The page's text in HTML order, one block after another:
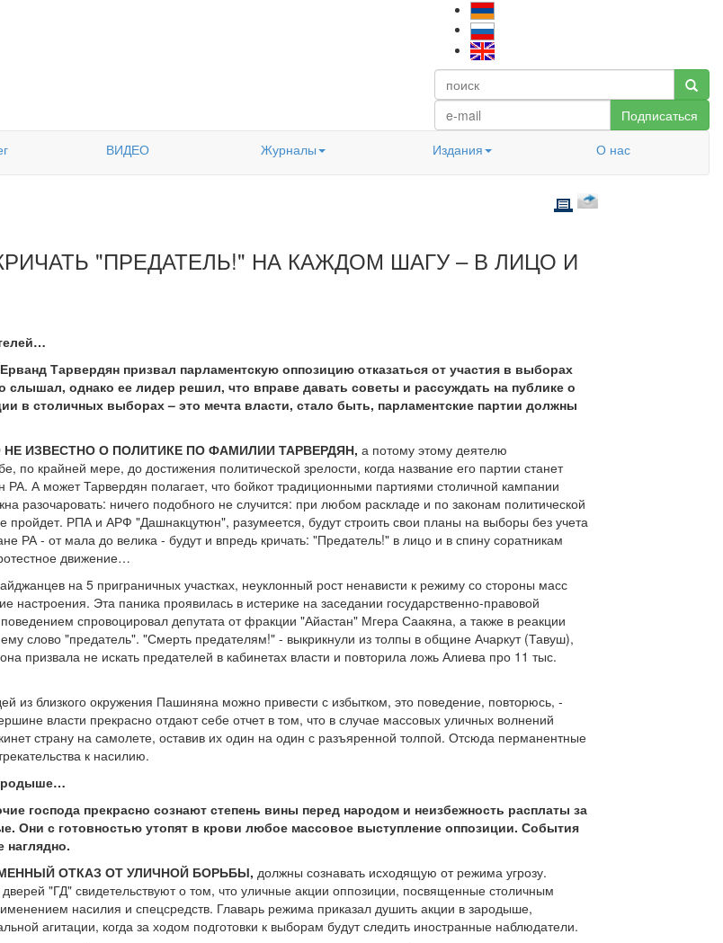
Подписаться
ВИДЕО Журналы Издания О нас
"ПРЕДАТЕЛЬ!" НА КАЖДОМ ШАГУ – В ЛИЦО И
Тарвердян призвал парламентскую оппозицию отказаться от участия в выборах
слышал, однако ее лидер решил, что вправе давать советы и рассуждать на публике о
в столичных выборах – это мечта власти, стало быть, парламентские партии должны
ИЗВЕСТНО О ПОЛИТИКЕ ПО ФАМИЛИИ ТАРВЕРДЯН, а потому этому деятелю
по крайней мере, до достижения политической зрелости, когда название его партии станет
РА. А может Тарвердян полагает, что бойкот традиционными партиями столичной кампании
разочаровать: ничего подобного не случится: при любом раскладе и по законам политической
пройдет. РПА и АРФ "Дашнакцутюн", разумеется, будут строить свои планы на выборы без учета
РА - от мала до велика - будут и впредь кричать: "Предатель!" в лицо и в спину соратникам
движение…
на 5 приграничных участках, неуклонный рост ненависти к режиму со стороны масс
настроения. Эта паника проявилась в истерике на заседании государственно-правовой
спровоцировал депутата от фракции "Айастан" Мгера Саакяна, а также в реакции
слово "предатель". "Смерть предателям!" - выкрикнули из толпы в общине Ачаркут (Тавуш),
призвала не искать предателей в кабинетах власти и повторила ложь Алиева про 11 тыс.
из близкого окружения Пашиняна можно привести с избытком, это поведение, повторюсь, -
власти прекрасно отдают себе отчет в том, что в случае массовых уличных волнений
страну на самолете, оставив их один на один с разъяренной толпой. Отсюда перманентные
к насилию.
господа прекрасно сознают степень вины перед народом и неизбежность расплаты за
Они с готовностью утопят в крови любое массовое выступление оппозиции. События
наглядно.
ОТКАЗ ОТ УЛИЧНОЙ БОРЬБЫ, должны сознавать исходящую от режима угрозу.
"ГД" свидетельствуют о том, что уличные акции оппозиции, посвященные столичным
насилия и спецсредств. Главарь режима приказал душить акции в зародыше,
агитации, когда за ходом подготовки к выборам будут следить иностранные наблюдатели.